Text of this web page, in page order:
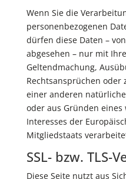
Wenn Sie die
personenbezogenen
dürfen diese Daten –
abgesehen – nur mit
Geltendmachung,
Rechtsansprüchen oder
einer anderen
oder aus Gründen
Interesses der
Mitgliedstaats
SSL- bzw. TLS-
Diese Seite nutzt aus